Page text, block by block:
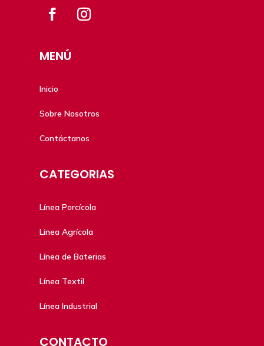
MENÚ
Inicio
Sobre Nosotros
Contáctanos
CATEGORIAS
Línea Porcícola
Linea Agrícola
Línea de Baterias
Línea Textil
Línea Industrial
CONTACTO